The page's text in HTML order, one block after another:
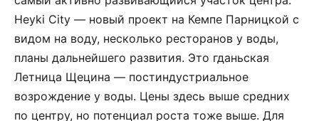
Heyki City — новый проект на Кемпе Парницкой с
видом на воду, несколько ресторанов у воды,
планы дальнейшего развития. Это гданьская
Летница Щецина — постиндустриальное
возрождение у воды. Цены здесь выше средних
по центру, но потенциал роста тоже выше. Для